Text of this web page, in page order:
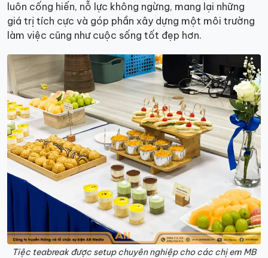
luôn cống hiến, nỗ lực không ngừng, mang lại những
giá trị tích cực và góp phần xây dựng một môi trường
làm việc cũng như cuộc sống tốt đẹp hơn.
Tiệc teabreak được setup chuyên nghiệp cho các chị em MB